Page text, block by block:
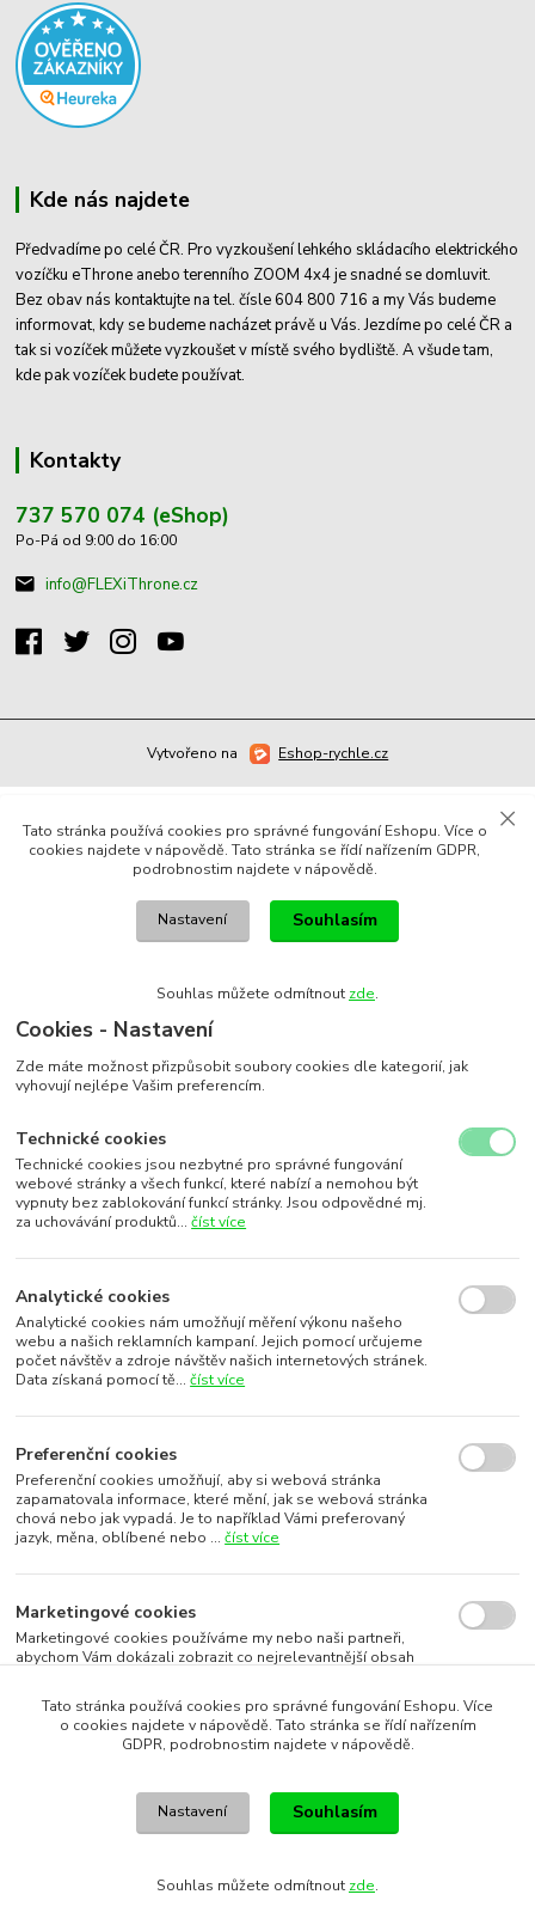
Kde nás najdete
Předvadíme po celé ČR. Pro vyzkoušení lehkého skládacího elektrického
vozíčku eThrone anebo terenního ZOOM 4x4 je snadné se domluvit.
Bez obav nás kontaktujte na tel. čísle 604 800 716 a my Vás budeme
informovat, kdy se budeme nacházet právě u Vás. Jezdíme po celé ČR a
tak si vozíček můžete vyzkoušet v místě svého bydliště. A všude tam,
kde pak vozíček budete používat.
Kontakty
737 570 074 (eShop)
Po-Pá od 9:00 do 16:00
info@FLEXiThrone.cz
Vytvořeno na Eshop-rychle.cz
Tato stránka používá cookies pro správné fungování Eshopu. Více o
cookies najdete v nápovědě. Tato stránka se řídí nařízením GDPR,
podrobnostim najdete v nápovědě.
Nastavení Souhlasím
Souhlas můžete odmítnout zde.
Cookies - Nastavení
Zde máte možnost přizpůsobit soubory cookies dle kategorií, jak
vyhovují nejlépe Vašim preferencím.
Technické cookies
Technické cookies jsou nezbytné pro správné fungování
webové stránky a všech funkcí, které nabízí a nemohou být
vypnuty bez zablokování funkcí stránky. Jsou odpovědné mj.
za uchovávání produktů...číst více
Analytické cookies
Analytické cookies nám umožňují měření výkonu našeho
webu a našich reklamních kampaní. Jejich pomocí určujeme
počet návštěv a zdroje návštěv našich internetových stránek.
Data získaná pomocí tě...číst více
Preferenční cookies
Preferenční cookies umožňují, aby si webová stránka
zapamatovala informace, které mění, jak se webová stránka
chová nebo jak vypadá. Je to například Vámi preferovaný
jazyk, měna, oblíbené nebo ...číst více
Marketingové cookies
Marketingové cookies používáme my nebo naši partneři,
abychom Vám dokázali zobrazit co nejrelevantnější obsah
subjektů. To je možn... číst více
Souhlasím s využitím vybraných souborů cookies
Tato stránka používá cookies pro správné fungování Eshopu. Více
o cookies najdete v nápovědě. Tato stránka se řídí nařízením
GDPR, podrobnostim najdete v nápovědě.
Nastavení Souhlasím
Souhlas můžete odmítnout zde.